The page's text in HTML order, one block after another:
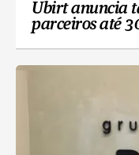
Ubirt anuncia
parceiros até